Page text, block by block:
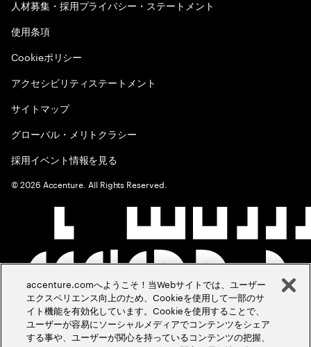
人材募集・採用プライバシー・ステートメント
使用条項
Cookieポリシー
アクセシビリティステートメント
サイトマップ
グローバル・メリトクラシー
採用イベント情報を見る
©2026 Accenture. All Rights Reserved.
accenture.comへようこそ！当Webサイトでは、ユーザー
エクスペリエンス向上のため、Cookieを使用して一部のサ
イト機能を有効化しています。Cookieを使用することで、
ユーザーが容易にソーシャルメディアでコンテンツをシェア
する事や、ユーザーが関心を持っているコンテンツの把握、